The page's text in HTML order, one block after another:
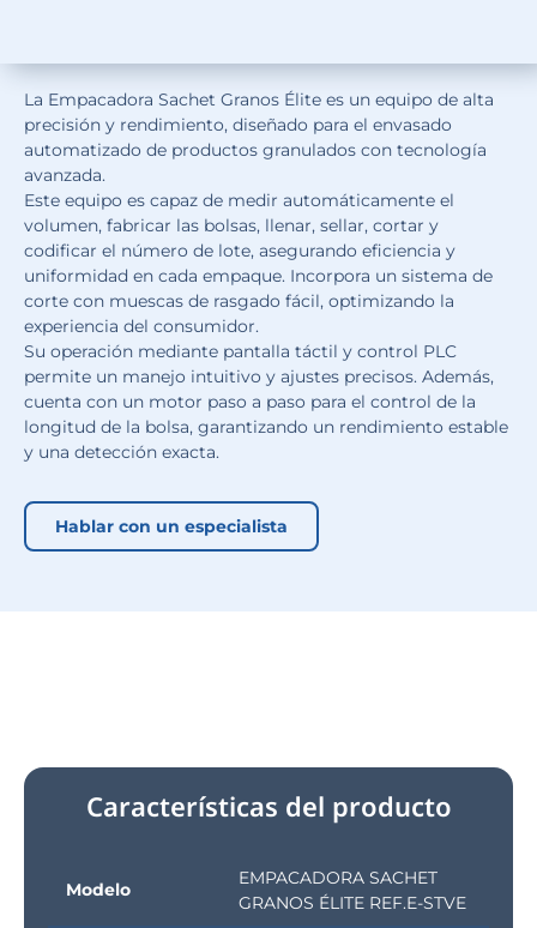
La Empacadora Sachet Granos Élite es un equipo de alta
precisión y rendimiento, diseñado para el envasado
automatizado de productos granulados con tecnología
avanzada.
Este equipo es capaz de medir automáticamente el
volumen, fabricar las bolsas, llenar, sellar, cortar y
codificar el número de lote, asegurando eficiencia y
uniformidad en cada empaque. Incorpora un sistema de
corte con muescas de rasgado fácil, optimizando la
experiencia del consumidor.
Su operación mediante pantalla táctil y control PLC
permite un manejo intuitivo y ajustes precisos. Además,
cuenta con un motor paso a paso para el control de la
longitud de la bolsa, garantizando un rendimiento estable
y una detección exacta.
Hablar con un especialista
Características del producto
Modelo
EMPACADORA SACHET
GRANOS ÉLITE REF.E-STVE